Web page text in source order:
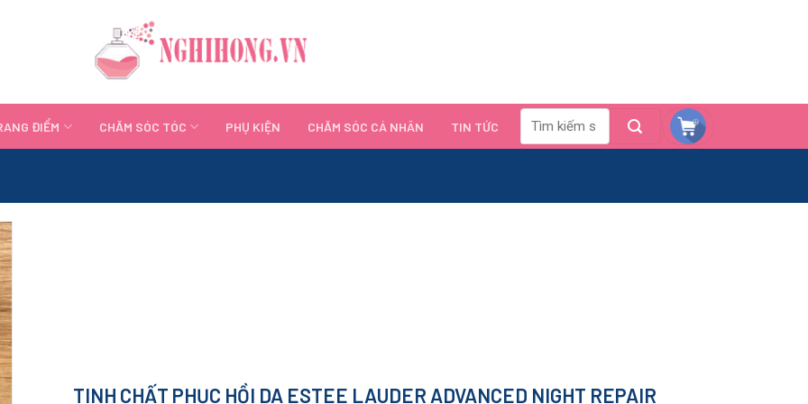
ĐIỂM CHĂM SÓC TÓC PHỤ KIỆN CHĂM SÓC CÁ NHÂN TIN TỨC
TINH CHẤT PHỤC HỒI DA ESTEE LAUDER ADVANCED NIGHT REPAIR